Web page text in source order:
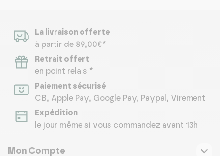
La livraison offerte
à partir de 89,00€*
Retrait offert
en point relais *
Paiement sécurisé
CB, Apple Pay, Google Pay, Paypal, Virement
Expédition
le jour même si vous commandez avant 13h
Mon Compte